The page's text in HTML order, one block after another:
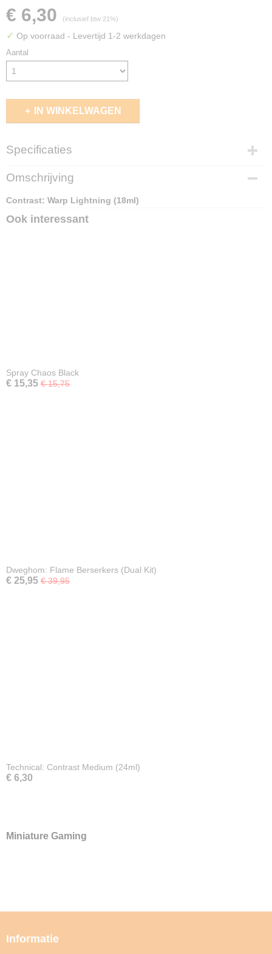
€ 6,30 (inclusief btw 21%)
✓ Op voorraad - Levertijd 1-2 werkdagen
Aantal
IN WINKELWAGEN
Specificaties
EAN code
5011921185672
Omschrijving
Contrast: Warp Lightning (18ml)
Ook interessant
Spray Chaos Black
€ 15,35 € 15,75
Dweghom: Flame Berserkers (Dual Kit)
€ 25,95 € 39,95
Technical: Contrast Medium (24ml)
€ 6,30
Miniature Gaming
Informatie